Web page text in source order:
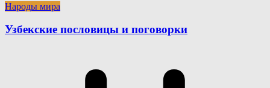
Народы мира
Узбекские пословицы и поговорки